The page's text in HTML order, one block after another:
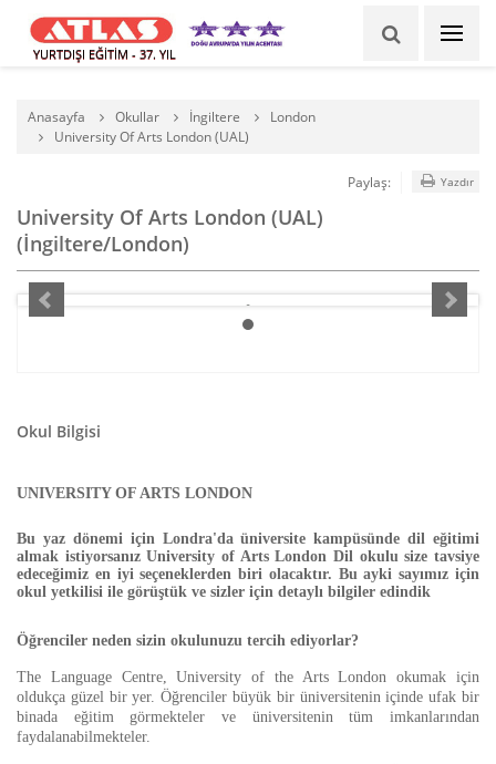
YURTDIŞI EĞİTİM - 37. YIL
Anasayfa Okullar İngiltere
London
University Of Arts London (UAL)
University Of Arts London (UAL)
(İngiltere/London)
Paylaş: Yazdır
Okul Bilgisi
UNIVERSITY OF ARTS LONDON
Bu yaz dönemi için Londra'da üniversite kampüsünde dil eğitimi
almak istiyorsanız University of Arts London Dil okulu size tavsiye
edeceğimiz en iyi seçeneklerden biri olacaktır. Bu ayki sayımız için
okul yetkilisi ile görüştük ve sizler için detaylı bilgiler edindik
Öğrenciler neden sizin okulunuzu tercih ediyorlar?
The Language Centre, University of the Arts London okumak için
oldukça güzel bir yer. Öğrenciler büyük bir üniversitenin içinde ufak bir
binada eğitim görmekteler ve üniversitenin tüm imkanlarından
faydalanabilmekteler.